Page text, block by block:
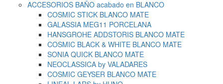
ACCESORIOS BAÑO acabado en BLANCO
COSMIC STICK BLANCO MATE
GALASSIA MEG11 PORCELANA
HANSGROHE ADDSTORIS BLANCO MATE
COSMIC BLACK & WHITE BLANCO MATE
SONIA QUICK BLANCO MATE
NEOCLASSICA by VALADARES
COSMIC GEYSER BLANCO MATE